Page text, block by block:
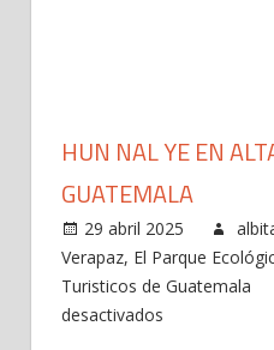
HUN NAL YE EN
GUATEMALA
29 abril 2025
Verapaz, El Parque
Turisticos de Guatemala
desactivados